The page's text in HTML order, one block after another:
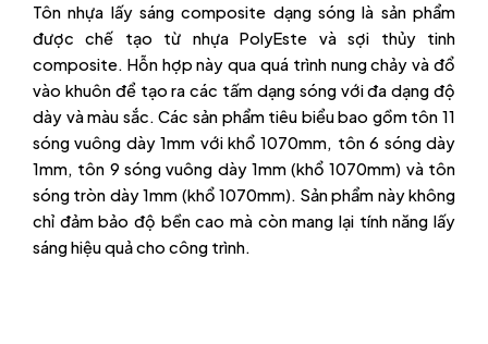
Tôn nhựa lấy sáng composite dạng sóng là sản phẩm
được chế tạo từ nhựa PolyEste và sợi thủy tinh
composite. Hỗn hợp này qua quá trình nung chảy và đổ
vào khuôn để tạo ra các tấm dạng sóng với đa dạng độ
dày và màu sắc. Các sản phẩm tiêu biểu bao gồm tôn 11
sóng vuông dày 1mm với khổ 1070mm, tôn 6 sóng dày
1mm, tôn 9 sóng vuông dày 1mm (khổ 1070mm) và tôn
sóng tròn dày 1mm (khổ 1070mm). Sản phẩm này không
chỉ đảm bảo độ bền cao mà còn mang lại tính năng lấy
sáng hiệu quả cho công trình.